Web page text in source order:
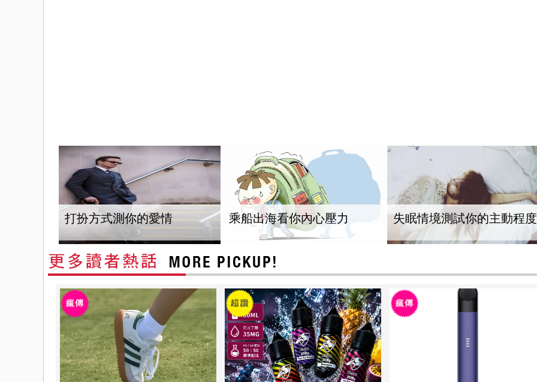
打扮方式測你的愛情 乘船出海看你內心壓力 失眠情境測試你的主動程度